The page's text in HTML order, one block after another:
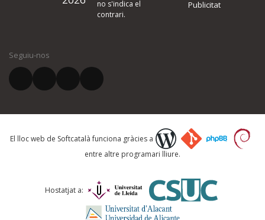
El vostre correu electrònic *
Què proposeu?
Comentari *
no s'indica el
contrari.
Publicitat
Seguiu-nos
El lloc web de Softcatalà funciona gràcies a
entre altre programari lliure.
Hostatjat a: